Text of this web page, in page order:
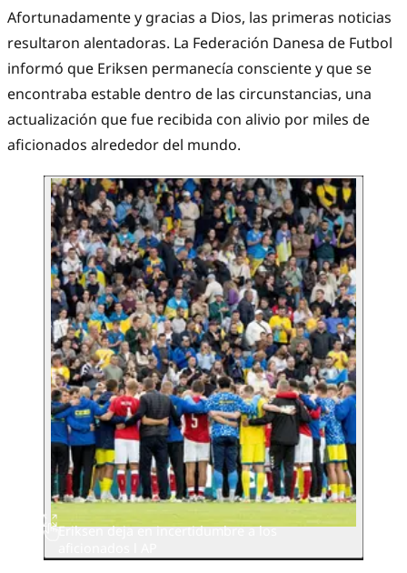
Afortunadamente y gracias a Dios, las primeras noticias
resultaron alentadoras. La Federación Danesa de Futbol
informó que Eriksen permanecía consciente y que se
encontraba estable dentro de las circunstancias, una
actualización que fue recibida con alivio por miles de
aficionados alrededor del mundo.
Eriksen deja en incertidumbre a los